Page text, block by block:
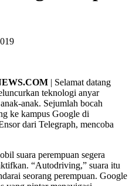
| Selamat datang
teknologi anyar
anak. Sejumlah bocah
ke kampus Google di
dari Telegraph, mencoba
suara perempuan segera
“Autodriving,” suara itu
seorang perempuan. Google